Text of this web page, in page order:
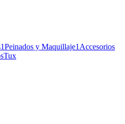
1Peinados y Maquillaje1Accesorios
Tux